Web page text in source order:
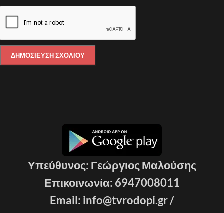
Υπεύθυνος: Γεώργιος Μαλούσης
Επικοινωνία: 6947008011
Email: info@tvrodopi.gr /